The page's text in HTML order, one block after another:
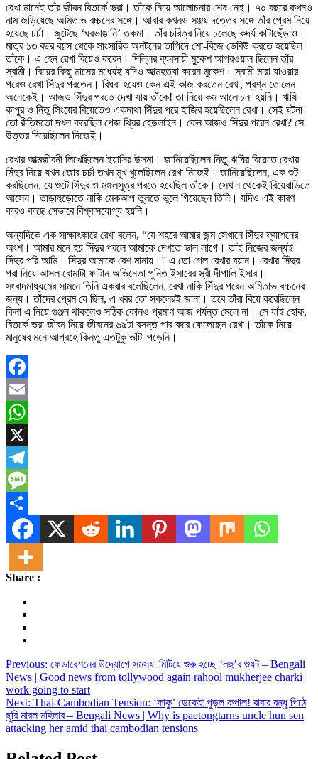
রেখা মানেই তাঁর জীবন বিতর্কে ভরা। তাঁকে নিয়ে আলোচনার শেষ নেই। ৭০ বছরে কখনও
নাম জড়িয়েছে অমিতাভ বচ্চনের সঙ্গে। আবার কখনও সঞ্জয় দত্তের সঙ্গে তাঁর প্রেম নিয়ে
হয়েছে চর্চা। জুটেছে ‘ঘরভাঙানি’ তকমা। তাঁর চরিত্র নিয়ে চলেছে কদর্য কাটাছেঁড়াও।
মাত্র ১৩ বছর বয়স থেকে সাংসারিক অনটনের তাগিদে শো-বিজে ডেবিউ করতে হয়েছিল
তাঁকে। এ হেন রেখা বিয়েও করেন। দিল্লির ব্যবসায়ী মুকেশ আগরওয়াল ছিলেন তাঁর
স্বামী। বিয়ের কিছু মাসের মধ্যেই যদিও আত্মহত্যা করেন মুকেশ। স্বামী মারা যাওয়ার
পরেও রেখা সিঁদুর পরতেন। বিধবা হয়েও কেন এই কাজ করতেন রেখা, প্রশ্ন তোলেন
অনেকেই। আজও সিঁদুর পরতে দেখা যায় তাঁকে! তা নিয়ে কম আলোচনা হয়নি। ঋষি
কাপুর ও নিতু সিংয়ের বিয়েতেও একমাথা সিঁদুর পরে হাজির হয়েছিলেন রেখা। সেই ঘটনা
তো রীতিমতো দখল করেছিল পেজ থ্রির হেডলাইন। কেন আজও সিঁদুর পরেন রেখা? সে
উত্তর দিয়েছিলেন নিজেই।
রেখার আত্মজীবনী লিখেছিলেন ইয়াসির উসমা। জানিয়েছিলেন নিতু-ঋষির বিয়েতে রেখার
সিঁদুর নিয়ে যখন জোর চর্চা তখন মুখ খুলেছিলেন রেখা নিজেই। জানিয়েছিলেন, এক শুট
করছিলেন, যে শুটে সিঁদুর ও মঙ্গলসূত্র পরতে হয়েছিল তাঁকে। সেখান থেকেই বিয়েবাড়িতে
আসেন। তাড়াহুড়োতে নাকি মেকআপ তুলতে ভুলে গিয়েছেন তিনি। যদিও এই কারণ
কারও কাছে সেভাবে বিশ্বাসযোগ্য হয়নি।
অন্যদিকে এক সাক্ষাৎকারে রেখা বলেন, “যে শহরে আমার জন্ম সেখানে সিঁদুর ফ্যাশনের
অংশ। আমার মনে হয় সিঁদুর পরলে আমাকে দেখতে ভাল লাগে। তাই নিজের জন্যই
সিঁদুর পরি আমি। সিঁদুর আমাকে বেশ মানায়।” এ তো গেল রেখার বয়ান। রেখার সিঁদুর
পরা নিয়ে আসল বোমাটা ফাটান অভিনেতা পুনিত ইসারের স্ত্রী দীপালি ইসার।
সংবাদমাধ্যমের সামনে তিনি একবার বলেছিলেন, রেখা নাকি সিঁদুর পরেন অমিতাভ বচ্চনের
জন্য। তাঁদের প্রেম যে ছিল, এ খবর তো সকলেরই জানা। তবে তাঁরা বিয়ে করেছিলেন
কিনা এ নিয়ে গুঞ্জন থাকলেও সঠিক কোনও প্রমাণ আজ পর্যন্ত মেলে না। সে যাই হোক,
বিতর্কে ভরা জীবন নিয়ে জীবনের ৬৯টা বসন্ত পার করে ফেলেছেন রেখা। তাঁকে নিয়ে
মানুষের মনে আগ্রহে কিন্তু এতটুকু ভাঁটা পড়েনি।
Facebook
Email
WhatsApp
X
Telegram
Message
Share
Share :
Post
navigation
Previous: ফেডারেশনের উদ্যোগে সমস্যা মিটিয়ে শুরু হচ্ছে ‘লহু’র শ্যুট – Bengali
News | Good news from tollywood again rahool mukherjee charki
work going to start
Next: Thai-Cambodian Tension: ‘কাকু’ ডেকেই পুড়ল কপাল! বাবার বন্ধু পিঠে
ছুরি মারল মহিলার – Bengali News | Why is paetongtarns uncle hun sen
attacking her amid thai cambodian tensions